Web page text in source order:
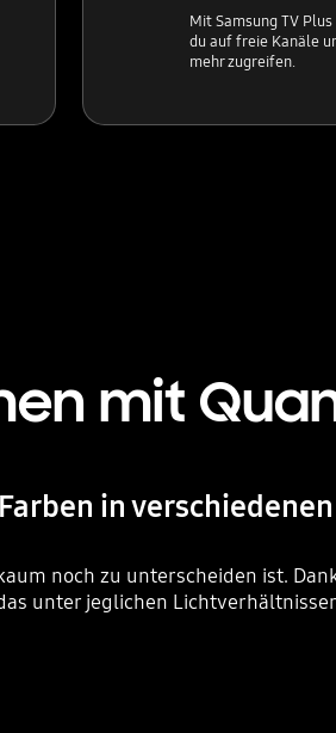
Mit Samsung TV
du auf freie Kanäle
mehr zugreifen.
mit
in
noch zu unterscheiden ist.
unter jeglichen